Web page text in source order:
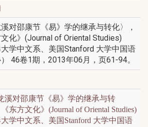
溪对邵康节《易》学的继承与转化〉，
文化》(Journal of Oriental Studies)
大学中文系、美国Stanford 大学中国语
46卷1期，2013年06月，页61-94。
溪对邵康节《易》学的继承与转
东方文化》(Journal of Oriental Studies)
大学中文系、美国Stanford 大学中国语